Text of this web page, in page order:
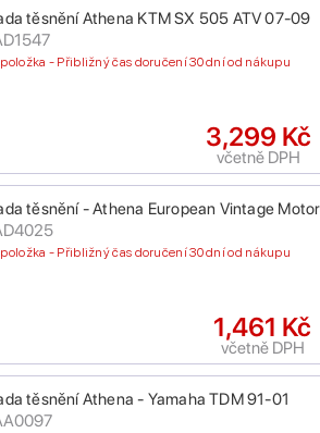
těsnění Athena KTM SX 505 ATV 07-09
- Přibližný čas doručení 30 dní od nákupu
3,299 Kč
včetně DPH
těsnění - Athena European Vintage
- Přibližný čas doručení 30 dní od nákupu
1,461 Kč
včetně DPH
těsnění Athena - Yamaha TDM 91-01